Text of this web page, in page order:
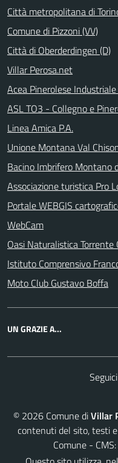
Città metropolitana di
Comune di Pizzoni (VV)
Città di Oberderdingen (D)
Villar Perosa.net
Acea Pinerolese
ASL TO3 - Collegno e
Linea Amica P.A.
Unione Montana Val
Bacino Imbrifero Montano
Associazione turistica Pro
Portale WEBGIS
WebCam
Oasi Naturalistica Torrente
Istituto Comprensivo
Moto Club Gustavo Boffa
UN GRAZIE A...
© 2026 Comune diVillar
contenuti del sito, testi
Comune - CMS: